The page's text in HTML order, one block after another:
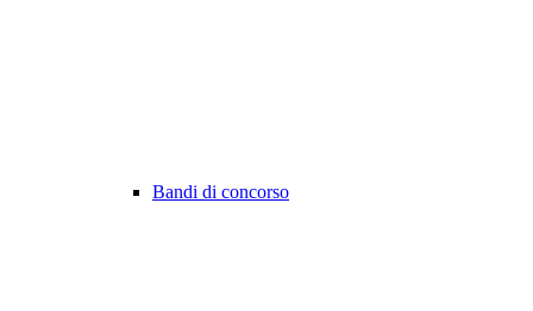
Bandi di concorso